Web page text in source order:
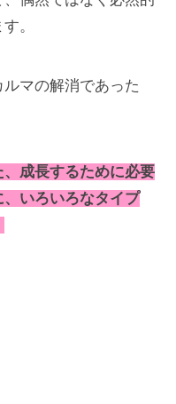
。
マの解消であった
成長するために必要
いろいろなタイプ